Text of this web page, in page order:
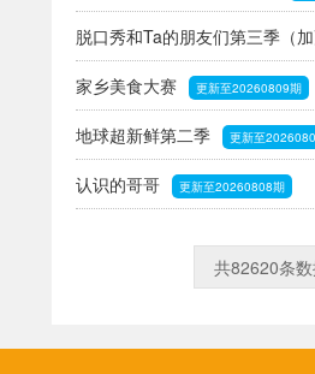
脱口秀和Ta的朋友们第三季（加
家乡美食大赛 更新至20260809期
地球超新鲜第二季 更新至
认识的哥哥 更新至20260808期
共82620条